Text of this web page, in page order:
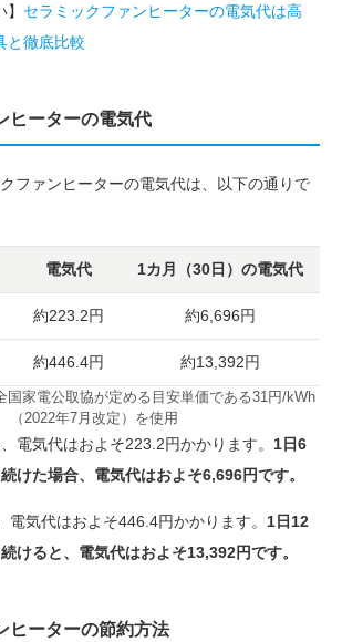
セラミックファンヒーターの電気代は高
と徹底比較
ヒーターの電気代
ファンヒーターの電気代は、以下の通りで
電気代 1カ月（30日）の電気代
約223.2円 約6,696円
約446.4円 約13,392円
家電公取協が定める目安単価である31円/kWh
（2022年7月改定）を使用
電気代はおよそ223.2円かかります。 1日6
けた場合、電気代はおよそ6,696円です。
電気代はおよそ446.4円かかります。 1日12
けると、電気代はおよそ13,392円です。
ヒーターの節約方法